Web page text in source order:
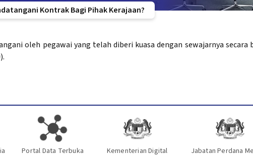
Kontrak Bagi Pihak Kerajaan?
oleh pegawai yang telah diberi kuasa dengan sewajarnya
Portal Data Terbuka Kementerian Digital Jabatan Perdana